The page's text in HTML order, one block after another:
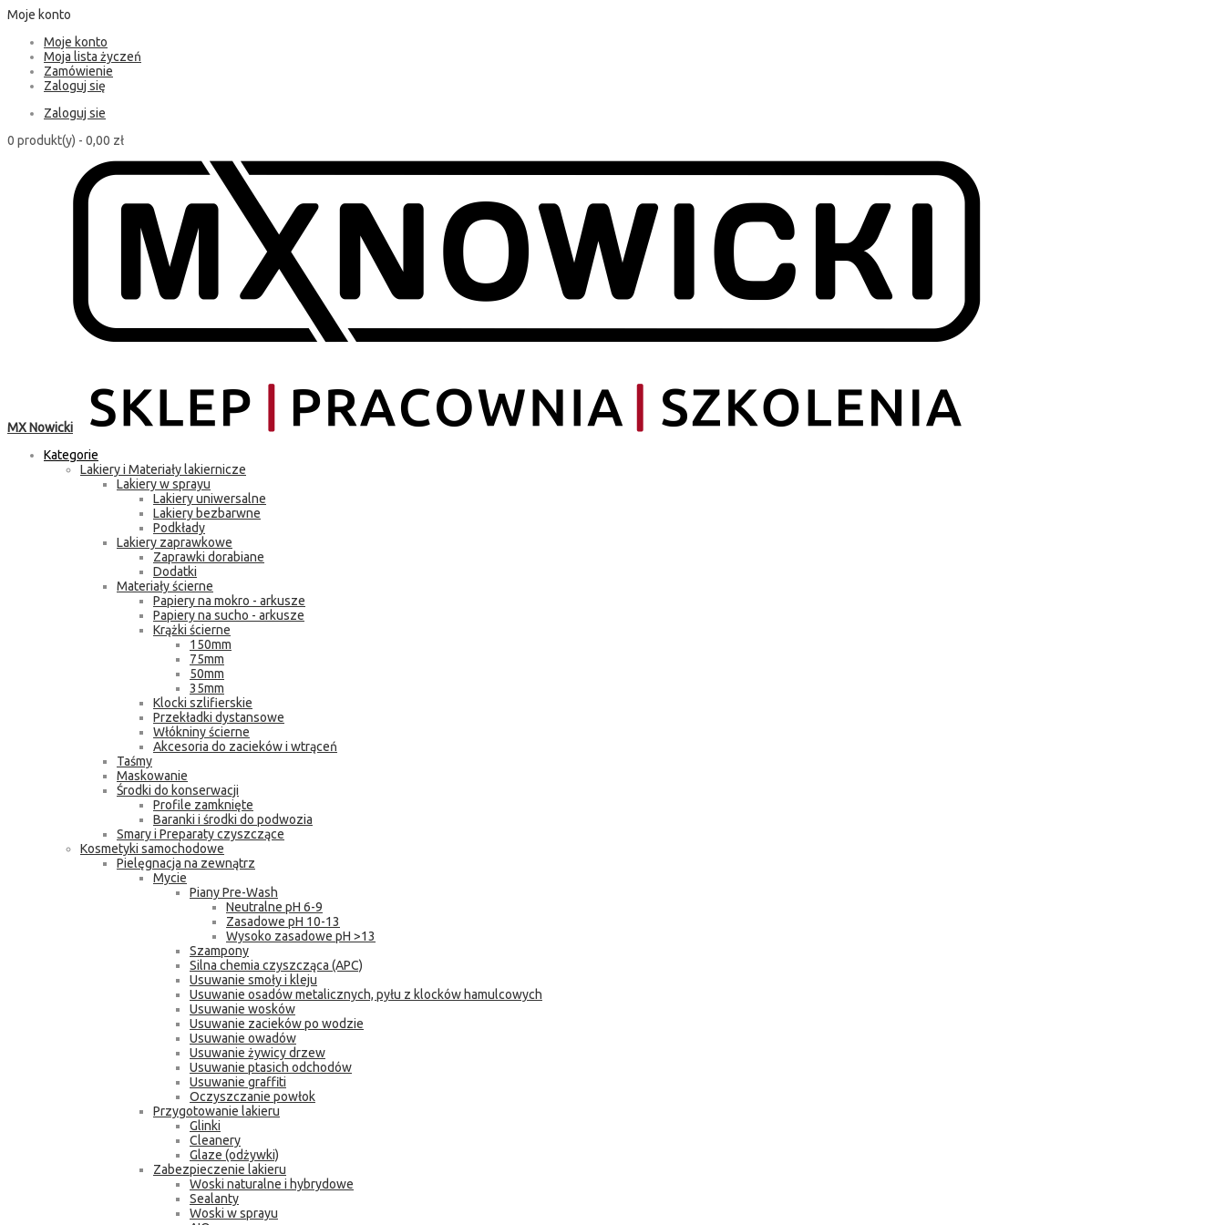
Moje konto
Moje konto
Moja lista życzeń
Zamówienie
Zaloguj się
Zaloguj sie
0 produkt(y) - 0,00 zł
MX Nowicki
Kategorie
Lakiery i Materiały lakiernicze
Lakiery w sprayu
Lakiery uniwersalne
Lakiery bezbarwne
Podkłady
Lakiery zaprawkowe
Zaprawki dorabiane
Dodatki
Materiały ścierne
Papiery na mokro - arkusze
Papiery na sucho - arkusze
Krążki ścierne
150mm
75mm
50mm
35mm
Klocki szlifierskie
Przekładki dystansowe
Włókniny ścierne
Akcesoria do zacieków i wtrąceń
Taśmy
Maskowanie
Środki do konserwacji
Profile zamknięte
Baranki i środki do podwozia
Smary i Preparaty czyszczące
Kosmetyki samochodowe
Pielęgnacja na zewnątrz
Mycie
Piany Pre-Wash
Neutralne pH 6-9
Zasadowe pH 10-13
Wysoko zasadowe pH >13
Szampony
Silna chemia czyszcząca (APC)
Usuwanie smoły i kleju
Usuwanie osadów metalicznych, pyłu z klocków hamulcowych
Usuwanie wosków
Usuwanie zacieków po wodzie
Usuwanie owadów
Usuwanie żywicy drzew
Usuwanie ptasich odchodów
Usuwanie graffiti
Oczyszczanie powłok
Przygotowanie lakieru
Glinki
Cleanery
Glaze (odżywki)
Zabezpieczenie lakieru
Woski naturalne i hybrydowe
Sealanty
Woski w sprayu